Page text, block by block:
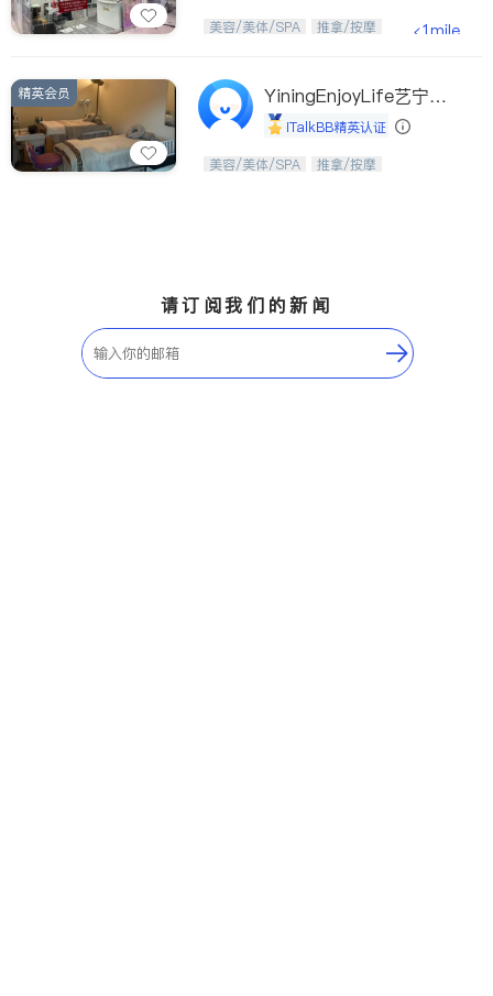
Etobicoke
Stouffville
Maple
Waterloo
Guelph
Burlington
Ajax
Port Perry
King
ON - Other Cities
美，从头开始；松弛，从艺美开始。
美容/美体/SPA 推拿/按摩 <1mile
精英会员
YiningEnjoyLife艺宁生
活馆iTalkBB精英认证
从头开始，焕醒生活之美。
美容/美体/SPA 推拿/按摩
请订阅我们的新闻